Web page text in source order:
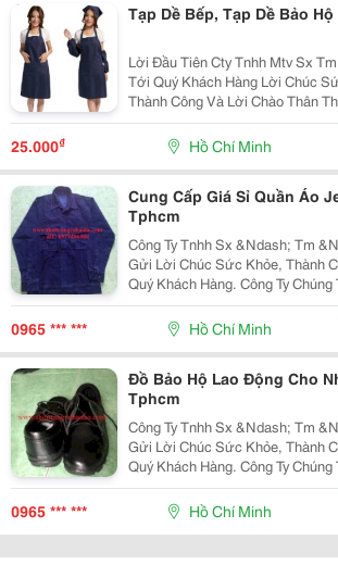
Tạp Dề Bếp, Tạp Dề Bảo Hộ
Lời Đầu Tiên Cty Tnhh Mtv Sx
Tới Quý Khách Hàng Lời Chúc
Thành Công Và Lời Chào Thân Thiện
Nhiệm Nhiều Năm Làm Trong
Muốn Mang Đến Cho Quý
25.000₫ Hồ Chí Minh
Cung Cấp Giá Sỉ Quần Áo
Tphcm
Công Ty Tnhh Sx &Ndash; Tm
Gửi Lời Chúc Sức Khỏe, Thành
Quý Khách Hàng. Công Ty
Và Cung Ứng Các Mặt Hàng Bảo
Quần Áo: Quần Áo Bảo Hộ Lao
0965 *** *** Hồ Chí Minh
Đồ Bảo Hộ Lao Động Cho
Tphcm
Công Ty Tnhh Sx &Ndash; Tm
Gửi Lời Chúc Sức Khỏe, Thành
Quý Khách Hàng. Công Ty
Và Cung Ứng Các Mặt Hàng Bảo
Quần Áo: Quần Áo Bảo Hộ Lao
0965 *** *** Hồ Chí Minh